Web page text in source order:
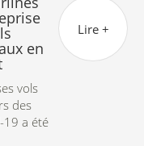
en
vols
des
19 a été
Lire +